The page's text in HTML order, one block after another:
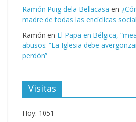
Ramón Puig dela Bellacasa en
madre de todas las encíclicas
Ramón en El Papa en Bélgica,
abusos: “La Iglesia debe
perdón”
Visitas
Hoy: 1051